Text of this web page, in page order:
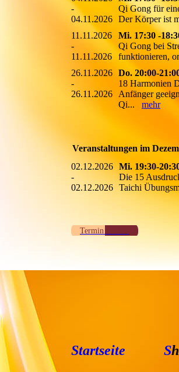
-
04.11.2026
Qi Gong für
Der Körper ist
11.11.2026
-
11.11.2026
Mi. 17:30 -
Qi Gong bei
funktionieren,
26.11.2026
-
26.11.2026
Do. 20:00-
18 Harmonien
Anfänger
Qi... mehr
Veranstaltungen im
02.12.2026
-
02.12.2026
Mi. 19:30-
Die 15
Taichi
Termin buchen
Startseite S